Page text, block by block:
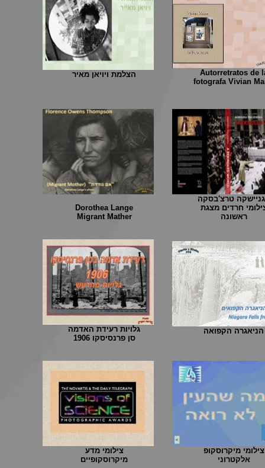
הצלמת ויויאן מאיר
Autorretratos de
fotografa Vivian
Dorothea Lange
Migrant Mather
טרצ'בסקה
חרדים מצגת
ראשונה
גלויות רעידת האדמה
סן פרנסיסקו 1906
הניאגרה הקפואה
צילומי מדע
מיקרוסקופיים
צילומי מיקרוסקופ
אלקטרוני